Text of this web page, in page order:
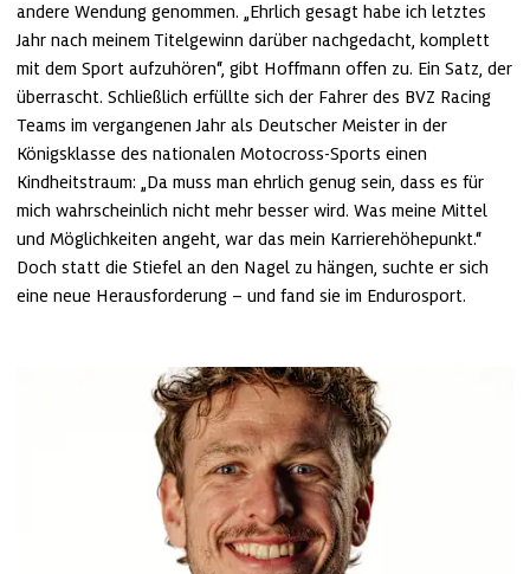
andere Wendung genommen. „Ehrlich gesagt habe ich letztes
Jahr nach meinem Titelgewinn darüber nachgedacht, komplett
mit dem Sport aufzuhören“, gibt Hoffmann offen zu. Ein Satz, der
überrascht. Schließlich erfüllte sich der Fahrer des BVZ Racing
Teams im vergangenen Jahr als Deutscher Meister in der
Königsklasse des nationalen Motocross-Sports einen
Kindheitstraum: „Da muss man ehrlich genug sein, dass es für
mich wahrscheinlich nicht mehr besser wird. Was meine Mittel
und Möglichkeiten angeht, war das mein Karrierehöhepunkt.“
Doch statt die Stiefel an den Nagel zu hängen, suchte er sich
eine neue Herausforderung – und fand sie im Endurosport.